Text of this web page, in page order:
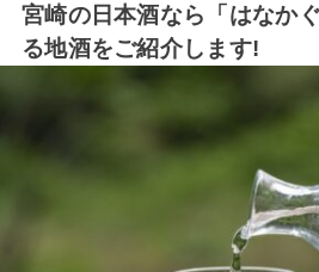
宮崎の日本酒なら「はなか
る地酒をご紹介します!